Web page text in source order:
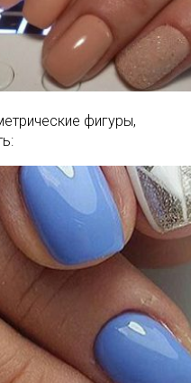
фигуры,